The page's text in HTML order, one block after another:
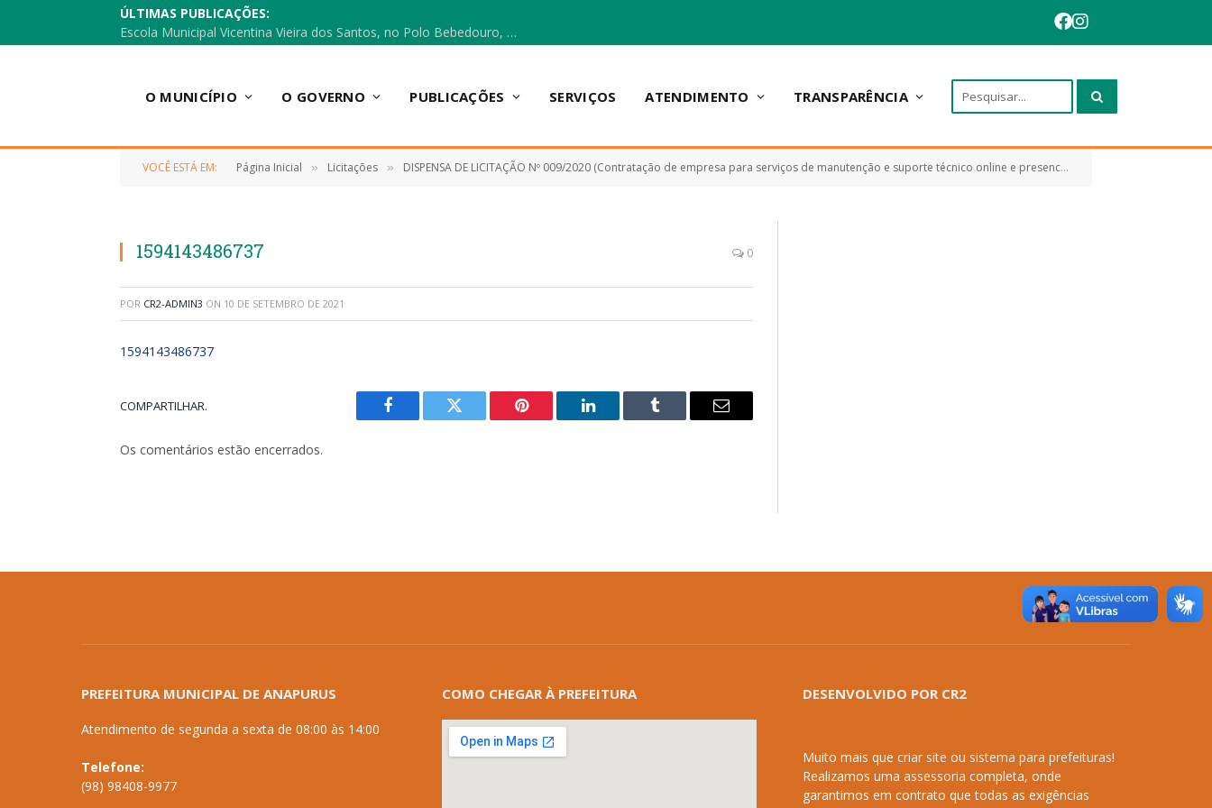
ÚLTIMAS PUBLICAÇÕES:
Escola Municipal Vicentina Vieira dos Santos, no Polo Bebedouro, recebeu materiais para a implantação do Cantinho da Leitura e da Sala Multidisciplinar.
O MUNICÍPIO O GOVERNO PUBLICAÇÕES SERVIÇOS ATENDIMENTO TRANSPARÊNCIA
VOCÊ ESTÁ EM: Página Inicial » Licitações » DISPENSA DE LICITAÇÃO Nº 009/2020 (Contratação de empresa para serviços de manutenção e suporte técnico online e presencial do sistema de gestão escolar livre (I-Educar) e módulos adicionados bem como, Diário Eletrônico, Portal dos Pais e Aluno, Aplicativo do Diário Online e Off-line)
1594143486737 0
POR CR2-ADMIN3 ON 10 DE SETEMBRO DE 2021
1594143486737
COMPARTILHAR.
Facebook Twitter Pinterest LinkedIn Tumblr
E-
Os comentários estão encerrados.
PREFEITURA MUNICIPAL DE ANAPURUS
Atendimento de segunda a sexta de 08:00 às 14:00
Telefone:
(98) 98408-9977
COMO CHEGAR À PREFEITURA DESENVOLVIDO POR CR2
Muito mais que criar site ou sistema para prefeituras!
Realizamos uma assessoria completa, onde
garantimos em contrato que todas as exigências